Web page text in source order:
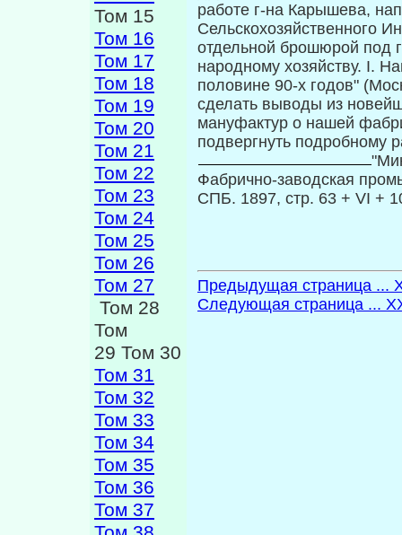
Том 15
Том 16
Том 17
Том 18
Том 19
Том 20
Том 21
Том 22
Том 23
Том 24
Том 25
Том 26
Том 27
Том 28
Том
29 Том 30
Том 31
Том 32
Том 33
Том 34
Том 35
Том 36
Том 37
работе г-на Карышева,
Сель­скохозяйственного
отдельной брошю­рой под
народному хозяйству. I.
половине 90-х годов"
сделать выводы из
мануфактур о нашей
подвергнуть подробному
Фабрично-заводская
СПБ. 1897, стр. 63 + VI +
Предыдущая страница ...
Следующая страница ...